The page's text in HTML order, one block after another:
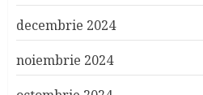
decembrie 2024
noiembrie 2024